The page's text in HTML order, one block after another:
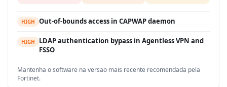
HIGH Out-of-bounds access in CAPWAP daemon
HIGH
LDAP authentication bypass in Agentless VPN and
FSSO
Mantenha o software na versao mais recente recomendada pela
Fortinet.